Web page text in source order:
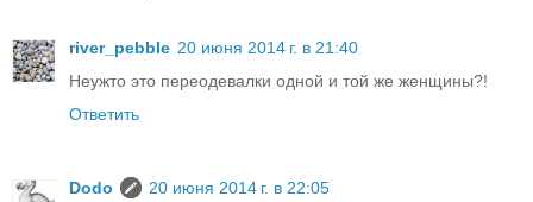
river_pebble 20 июня 2014 г. в 21:40
Неужто это переодевалки одной и той же женщины?!
Ответить
Dodo
20 июня 2014 г. в 22:05